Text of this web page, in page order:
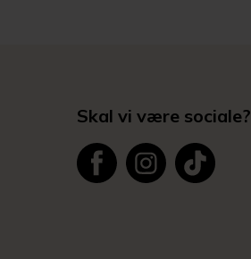
Skal vi være sociale?